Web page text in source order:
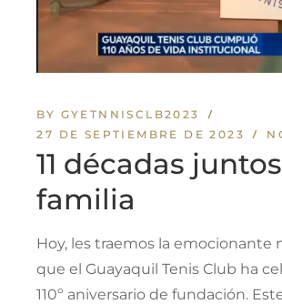
BY GYETNNISCLB2023
27 DE SEPTIEMBRE DE 2023
11 décadas
familia
Hoy, les traemos la emocionante
que el Guayaquil Tenis Club ha
110º aniversario de fundación.